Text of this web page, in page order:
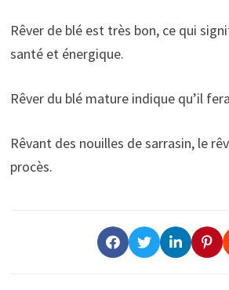
Rêver de blé est très bon, ce qui
santé et énergique.
Rêver du blé mature indique qu’il
Rêvant des nouilles de sarrasin, le
procès.